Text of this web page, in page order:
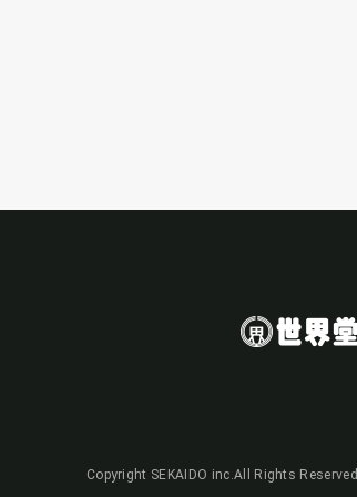
Copyright SEKAIDO inc.All Rights Reserved